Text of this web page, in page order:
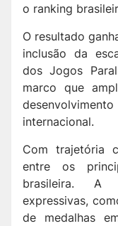
o ranking
O resultado
inclusão da
dos Jogos
marco que
internacional.
Com trajetória
entre os
brasileira. A
expressivas,
de medalhas